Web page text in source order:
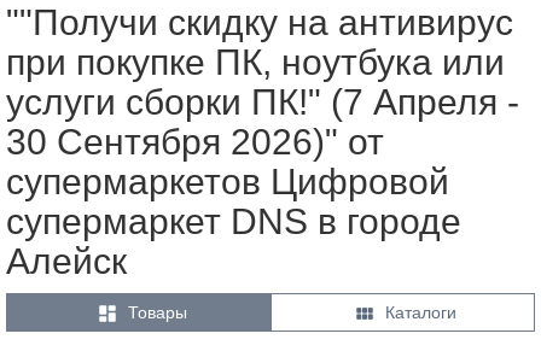
""Получи скидку на антивирус
при покупке ПК, ноутбука или
услуги сборки ПК!" (7 Апреля -
30 Сентября 2026)" от
супермаркетов Цифровой
супермаркет DNS в городе
Алейск
 Товары  Каталоги